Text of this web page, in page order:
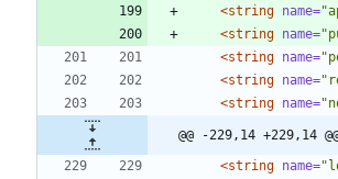
<string name=
<string name=
<string name=
<string name=
<string name=
@@ -229,14 +229,14
<string name=